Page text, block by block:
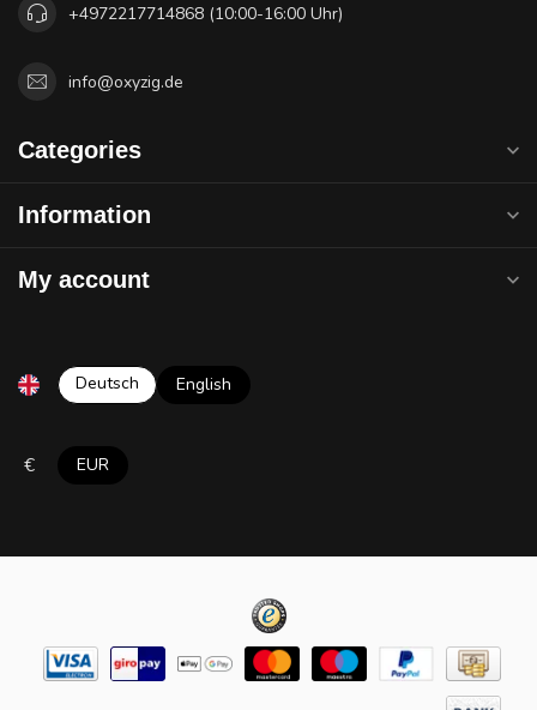
+4972217714868 (10:00-16:00 Uhr)
info@oxyzig.de
Categories
Information
My account
Deutsch English
€ EUR